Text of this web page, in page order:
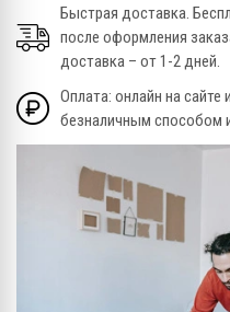
Быстрая доставка.
после оформления
доставка – от 1-2 дней.
Оплата: онлайн на сайте
безналичным способом